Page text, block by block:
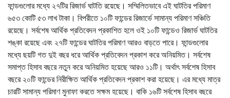
ফান্ডগুলোর মধ্যে ২৭টির রিজার্ভ ঘাটতি রয়েছে। সম্মিলিতভাবে এই ঘাটতির পরিমাণ
৬৫৩ কোটি ৫৩ লাখ টাকা। বিপরীতে ১০টি ফান্ডের রিজার্ভে সামান্য পরিমাণ সঞ্চিতি
রয়েছে। সর্বশেষ আর্থিক প্রতিবেদন প্রকাশিত হলে ওই ১০টি ফান্ডেও রিজার্ভ ঘাটতির
শঙ্কা রয়েছে এবং ২৭টি ফান্ডের ঘাটতির পরিমাণ আরও বাড়তে পারে। ফান্ডগুলোর
মধ্যে ছয়টি গত দুই বছর ধরে আর্থিক প্রতিবেদন প্রকাশ করে অনিয়মিত। সর্বশেষ
সমাপ্ত হিসাব বছরে নতুন করে অনিয়মিত হয়েছে আরও ১১টি। অর্থাৎ সর্বশেষ হিসাব
বছরে ২০টি ফান্ডের নিরীক্ষিত আর্থিক প্রতিবেদন প্রকাশ করা হয়েছে। এর মধ্যে মাত্র
চারটি সামান্য পরিমাণ মুনাফা করতে সক্ষম হয়েছে। বাকি ১৬টি সর্বশেষ হিসাব বছরে